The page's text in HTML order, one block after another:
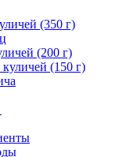
(350 г)
(200 г)
(150 г)